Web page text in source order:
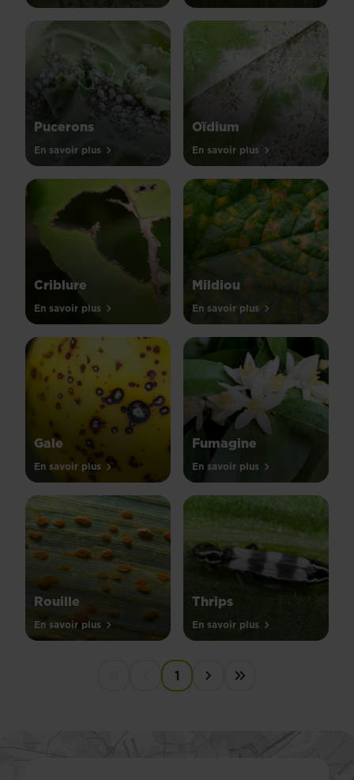
Pucerons
En savoir plus
Oïdium
En savoir plus
Criblure
En savoir plus
Mildiou
En savoir plus
Gale
En savoir plus
Fumagine
En savoir plus
Rouille
En savoir plus
Thrips
En savoir plus
First disabled
Previous disabled
1